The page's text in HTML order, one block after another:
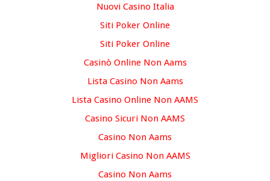
Nuovi Casino Italia
Siti Poker Online
Siti Poker Online
Casinò Online Non Aams
Lista Casino Non Aams
Lista Casino Online Non AAMS
Casino Sicuri Non AAMS
Casino Non Aams
Migliori Casino Non AAMS
Casino Non Aams